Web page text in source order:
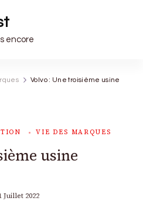
encore
Volvo : Une troisième usine
VIE DES MARQUES
usine
Juillet 2022